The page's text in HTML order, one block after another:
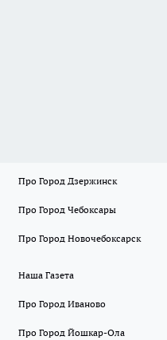
Про Город Дзержинск
Про Город Чебоксары
Про Город Новочебоксарск
Наша Газета
Про Город Иваново
Про Город Йошкар-Ола